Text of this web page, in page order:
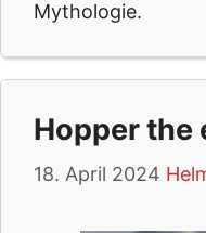
Mythologie.
Hopper the
18. April 2024